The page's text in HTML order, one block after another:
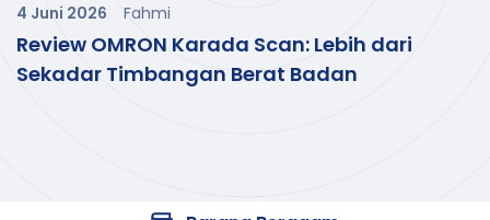
Review OMRON Karada Scan: Lebih dari
Sekadar Timbangan Berat Badan
4 Juni 2026 Fahmi